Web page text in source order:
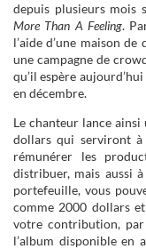
depuis plusieurs mois
More Than A Feeling.
l’aide d’une maison
une campagne de
qu’il espère
en décembre.
Le chanteur lance
dollars qui serviront à
rémunérer les
distribuer, mais aussi
portefeuille, vous
comme 2000 dollars
votre contribution,
l’album disponible en